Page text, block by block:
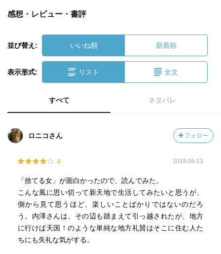
感想・レビュー・書評
並び替え: いいね順 新着順
表示形式: リスト 全文
すべて ネタバレ
ロニコさん フォロー
4 2019.06.13
「捨てる女」が面白かったので、読んでみた。
こんな風に思い切って新天地で生活してみたいと思うが、
側から見て思うほど、楽しいことばかりではないのだろ
う。内澤さんは、その辺も踏まえて引っ越されたが、地方
に行けば天国！のような単純な地方礼賛はそこに住む人た
ちにも失礼な気がする。